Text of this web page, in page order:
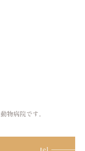
動物病院です。